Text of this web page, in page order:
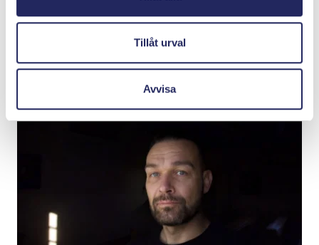
Tillåt urval
Avvisa
Ytterligare information om konstnären:
jaakkoautio.com